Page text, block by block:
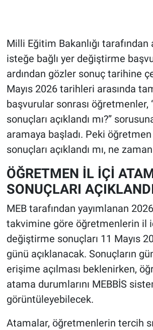
Milli Eğitim Bakanlığı tarafından
isteğe bağlı yer değiştirme
ardından gözler sonuç tarihine
Mayıs 2026 tarihleri arasında
başvurular sonrası öğretmenler,
sonuçları açıklandı mı?”
aramaya başladı. Peki
sonuçları açıklandı mı, ne
ÖĞRETMEN İL İÇİ
SONUÇLARI
MEB tarafından yayımlanan
takvimine göre öğretmenlerin il
değiştirme sonuçları 11 Mayıs
günü açıklanacak. Sonuçların
erişime açılması beklenirken,
atama durumlarını MEBBİS
görüntüleyebilecek.
Atamalar, öğretmenlerin tercih